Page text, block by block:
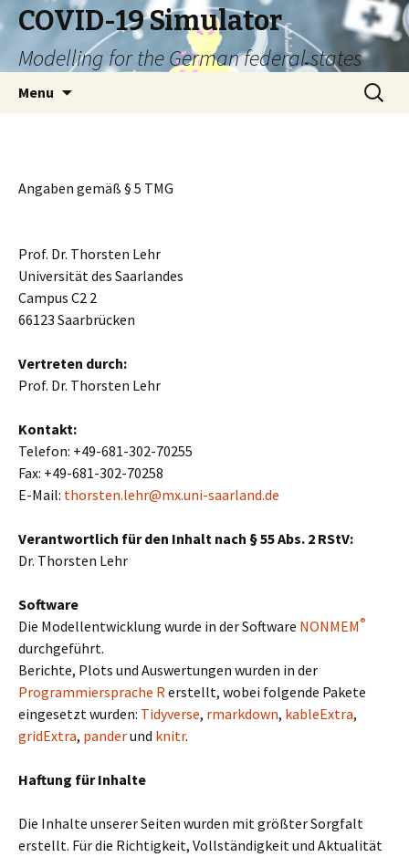
COVID-19 Simulator
Modelling for the German federal states
Menu
Search
for:
Angaben gemäß § 5 TMG
Prof. Dr. Thorsten Lehr
Universität des Saarlandes
Campus C2 2
66123 Saarbrücken
Vertreten durch:
Prof. Dr. Thorsten Lehr
Kontakt:
Telefon: +49-681-302-70255
Fax: +49-681-302-70258
E-Mail: thorsten.lehr@mx.uni-saarland.de
Verantwortlich für den Inhalt nach § 55 Abs. 2 RStV:
Dr. Thorsten Lehr
Software
Die Modellentwicklung wurde in der Software NONMEM ®
durchgeführt.
Berichte, Plots und Auswertungen wurden in der
Programmiersprache Rerstellt, wobei folgende Pakete
eingesetzt wurden: Tidyverse, rmarkdown, kableExtra,
gridExtra, panderund knitr.
Haftung für Inhalte
Die Inhalte unserer Seiten wurden mit größter Sorgfalt
erstellt. Für die Richtigkeit, Vollständigkeit und Aktualität